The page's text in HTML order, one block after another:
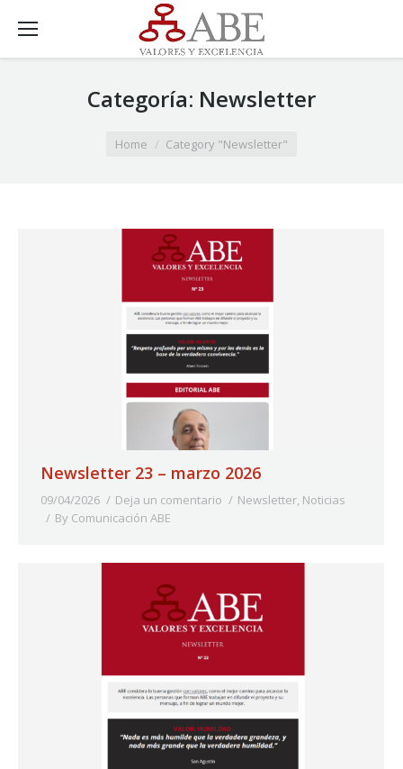
Categoría: Newsletter
Home Category "Newsletter"
Newsletter 23 – marzo 2026
09/04/2026 Deja un comentario Newsletter, Noticias
By Comunicación ABE